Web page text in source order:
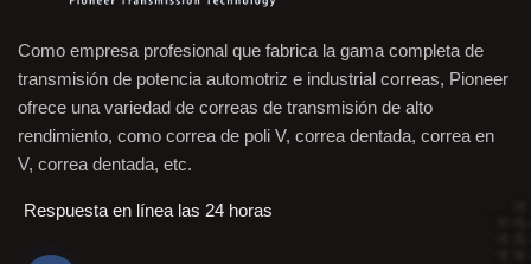
Como empresa profesional que fabrica la gama completa de
transmisión de potencia automotriz e industrial correas, Pioneer
ofrece una variedad de correas de transmisión de alto
rendimiento, como correa de poli V, correa dentada, correa en
V, correa dentada, etc.
Respuesta en línea las 24 horas